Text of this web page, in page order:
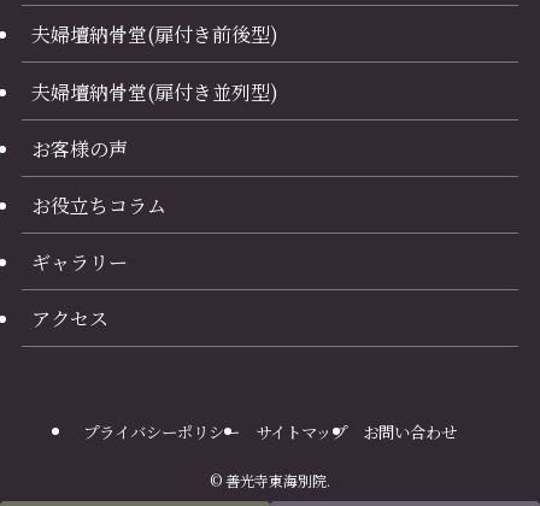
夫婦壇納骨堂(扉付き前後型)
夫婦壇納骨堂(扉付き並列型)
お客様の声
お役立ちコラム
ギャラリー
アクセス
プライバシーポリシー サイトマップ お問い合わせ
©善光寺東海別院.